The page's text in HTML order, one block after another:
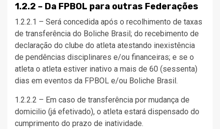
1.2.2 – Da FPBOL para outras Federações
1.2.2.1 – Será concedida após o recolhimento de taxas
de transferência do Boliche Brasil; do recebimento de
declaração do clube do atleta atestando inexistência
de pendências disciplinares e/ou financeiras; e se o
atleta o atleta estiver inativo a mais de 60 (sessenta)
dias em eventos da FPBOL e/ou Boliche Brasil.
1.2.2.2 – Em caso de transferência por mudança de
domicilio (já efetivado), o atleta estará dispensado do
cumprimento do prazo de inatividade.